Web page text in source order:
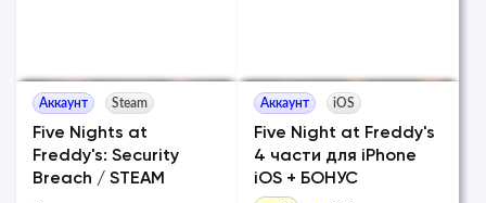
Аккаунт Steam
Five Nights at
Freddy's: Security
Breach / STEAM
Аккаунт iOS
Five Night at Freddy's
4 части для iPhone
iOS + БОНУС